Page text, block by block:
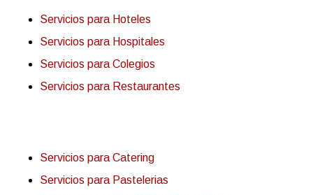
Servicios para Hoteles
Servicios para Hospitales
Servicios para Colegios
Servicios para Restaurantes
Servicios para Catering
Servicios para Pastelerias